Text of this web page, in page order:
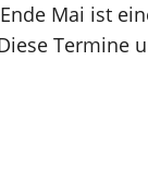
Mai ist